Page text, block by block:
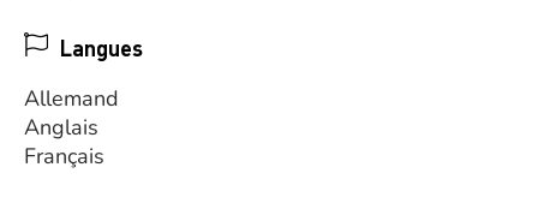
Langues
Allemand
Anglais
Français